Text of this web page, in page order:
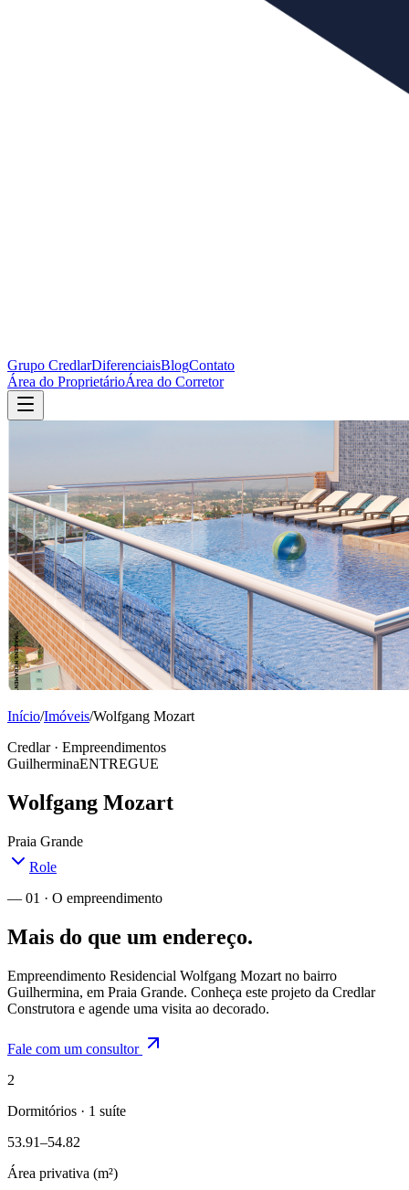
Grupo CredlarDiferenciaisBlogContato
Área do ProprietárioÁrea do Corretor
Início/Imóveis/Wolfgang Mozart
Credlar · Empreendimentos
GuilherminaENTREGUE
Wolfgang Mozart
Praia Grande
Role
— 01 · O empreendimento
Mais do que um endereço.
Empreendimento Residencial Wolfgang Mozart no bairro
Guilhermina, em Praia Grande. Conheça este projeto da Credlar
Construtora e agende uma visita ao decorado.
Fale com um consultor
2
Dormitórios · 1 suíte
53.91–54.82
Área privativa (m²)